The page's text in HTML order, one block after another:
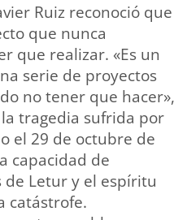
Ruiz reconoció que
que nunca
que realizar. «Es un
serie de proyectos
no tener que hacer»,
tragedia sufrida por
el 29 de octubre de
capacidad de
de Letur y el espíritu
catástrofe.